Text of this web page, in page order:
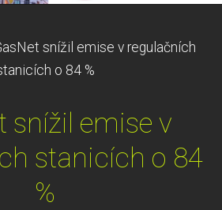
snížil emise v regulačních
o 84 %
snížil emise v
stanicích o 84
%